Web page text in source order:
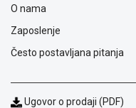
kvara
Politika
Politika
kolačićima
Provera
O nama
Zaposlenje
Često postavljana pitanja
Ugovor o prodaji (PDF)